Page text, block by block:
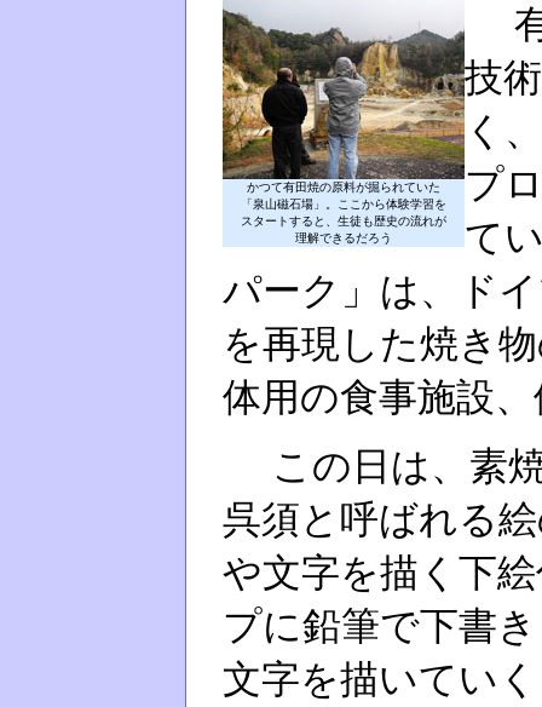
かつて有田焼の原料が掘られていた
「泉山磁石場」。ここから体験学習を
スタートすると、生徒も歴史の流れが
理解できるだろう
有
技
く
プ
て
パーク」は、ド
を再現した焼き
体用の食事施設
この日は、素
呉須と呼ばれる
や文字を描く下
プに鉛筆で下書
文字を描いてい